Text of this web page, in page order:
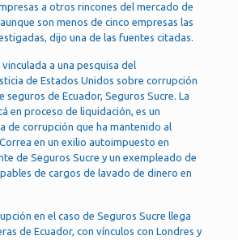
a otros rincones del mercado de
son menos de cinco empresas las
dijo una de las fuentes citadas.
a una pesquisa del
de Estados Unidos sobre corrupción
seguros de Ecuador, Seguros Sucre. La
en proceso de liquidación, es un
de corrupción que ha mantenido al
en un exilio autoimpuesto en
de Seguros Sucre y un exempleado de
de cargos de lavado de dinero en
en el caso de Seguros Sucre llega
de Ecuador, con vínculos con Londres y